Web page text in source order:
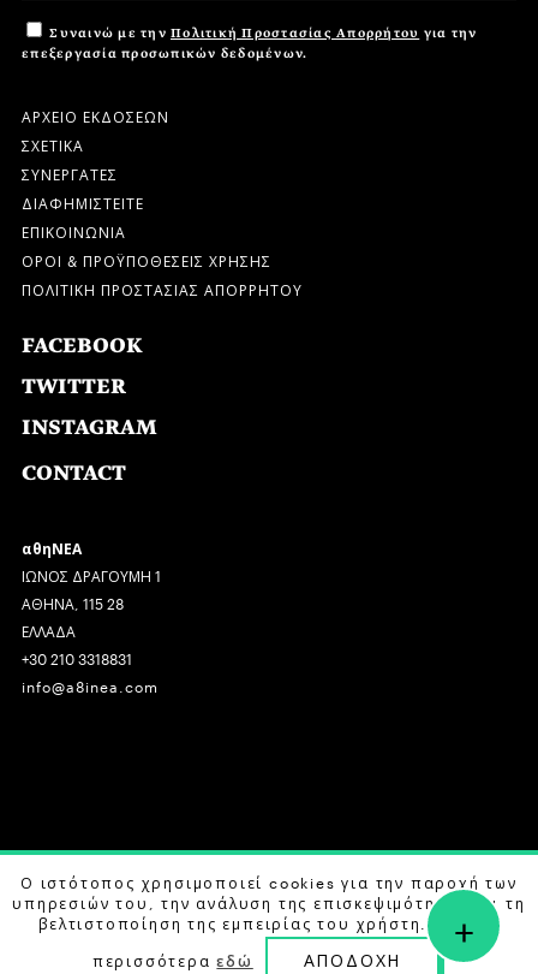
Συναινώ με την Πολιτική Προστασίας Απορρήτου για την
επεξεργασία προσωπικών δεδομένων.
ΑΡΧΕΙΟ ΕΚΔΟΣΕΩΝ
ΣΧΕΤΙΚΑ
ΣΥΝΕΡΓΑΤΕΣ
ΔΙΑΦΗΜΙΣΤΕΙΤΕ
ΕΠΙΚΟΙΝΩΝΙΑ
ΟΡΟΙ & ΠΡΟΫΠΟΘΕΣΕΙΣ ΧΡΗΣΗΣ
ΠΟΛΙΤΙΚΗ ΠΡΟΣΤΑΣΙΑΣ ΑΠΟΡΡΗΤΟΥ
FACEBOOK
TWITTER
INSTAGRAM
CONTACT
αθηΝΕΑ
ΙΩΝΟΣ ΔΡΑΓΟΥΜΗ 1
ΑΘΗΝΑ, 115 28
ΕΛΛΑΔΑ
+30 210 3318831
info@a8inea.com
COPYRIGHT © 2026 αθηΝΕΑ, ALL RIGHTS RESERVED.
DESIGN BY G DESIGN STUDIO. DEVELOPED BYB LABS
Ο ιστότοπος χρησιμοποιεί cookies για την παροχή των
υπηρεσιών του, την ανάλυση της επισκεψιμότητας και τη
βελτιστοποίηση της εμπειρίας του χρήστη. Μάθετε
περισσότεραεδώ ΑΠΟΔΟΧΗ
+